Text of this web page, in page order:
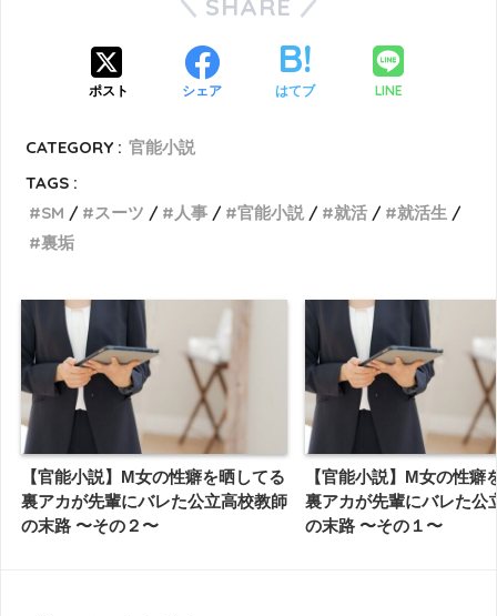
SHARE
ポスト シェア はてブ LINE
CATEGORY : 官能小説
TAGS :
SM
スーツ 人事 官能小説 就活
就活生
裏垢
【官能小説】M女の性癖を晒してる
裏アカが先輩にバレた公立高校教師
の末路 〜その２〜
【官能小説】M女の性癖
裏アカが先輩にバレた公
の末路 〜その１〜